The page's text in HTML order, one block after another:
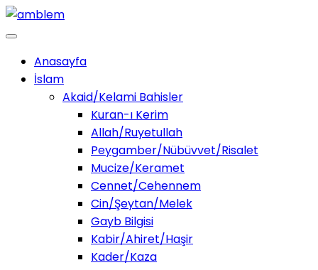
Anasayfa
İslam
Akaid/Kelami Bahisler
Kuran-ı Kerim
Allah/Ruyetullah
Peygamber/Nübüvvet/Risalet
Mucize/Keramet
Cennet/Cehennem
Cin/Şeytan/Melek
Gayb Bilgisi
Kabir/Ahiret/Haşir
Kader/Kaza